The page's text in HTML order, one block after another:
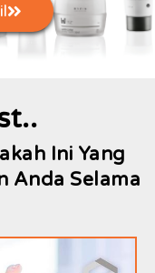
Ini Yang
Anda Selama